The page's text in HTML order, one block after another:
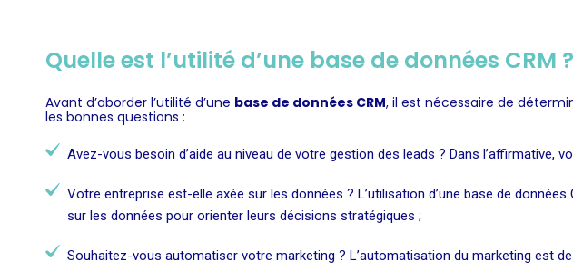
Quelle est l’utilité d’une base de données CRM ?
Avant d’aborder l’utilité d’une base de données CRM, il est nécessaire de
les bonnes questions :
Avez-vous besoin d’aide au niveau de votre gestion des leads ? Dans l’affirmative,
Votre entreprise est-elle axée sur les données ? L’utilisation d’une base de
sur les données pour orienter leurs décisions stratégiques ;
Souhaitez-vous automatiser votre marketing ? L’automatisation du marketing est